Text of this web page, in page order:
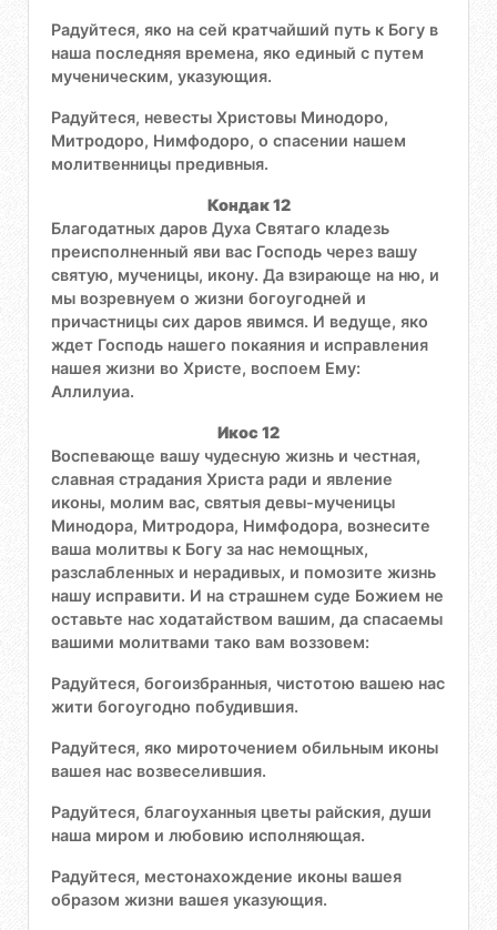
Радуйтеся, яко на сей кратчайший путь к Богу в
наша последняя времена, яко единый с путем
мученическим, указующия.
Радуйтеся, невесты Христовы Минодоро,
Митродоро, Нимфодоро, о спасении нашем
молитвенницы предивныя.
Кондак 12
Благодатных даров Духа Святаго кладезь
преисполненный яви вас Господь через вашу
святую, мученицы, икону. Да взирающе на ню, и
мы возревнуем о жизни богоугодней и
причастницы сих даров явимся. И ведуще, яко
ждет Господь нашего покаяния и исправления
нашея жизни во Христе, воспоем Ему:
Аллилуиа.
Икос 12
Воспевающе вашу чудесную жизнь и честная,
славная страдания Христа ради и явление
иконы, молим вас, святыя девы-мученицы
Минодора, Митродора, Нимфодора, вознесите
ваша молитвы к Богу за нас немощных,
разслабленных и нерадивых, и помозите жизнь
нашу исправити. И на страшнем суде Божием не
оставьте нас ходатайством вашим, да спасаемы
вашими молитвами тако вам воззовем:
Радуйтеся, богоизбранныя, чистотою вашею нас
жити богоугодно побудившия.
Радуйтеся, яко мироточением обильным иконы
вашея нас возвеселившия.
Радуйтеся, благоуханныя цветы райския, души
наша миром и любовию исполняющая.
Радуйтеся, местонахождение иконы вашея
образом жизни вашея указующия.